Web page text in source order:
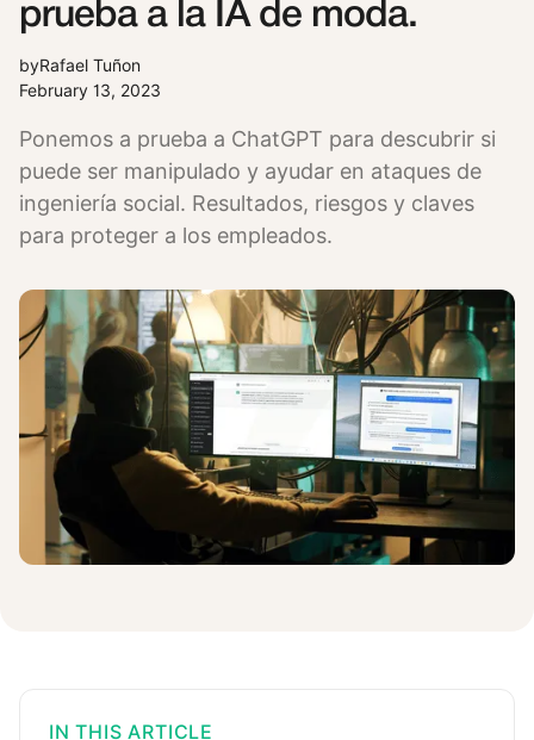
prueba a la IA de moda.
byRafael Tuñon
February 13, 2023
Ponemos a prueba a ChatGPT para descubrir si
puede ser manipulado y ayudar en ataques de
ingeniería social. Resultados, riesgos y claves
para proteger a los empleados.
IN THIS ARTICLE